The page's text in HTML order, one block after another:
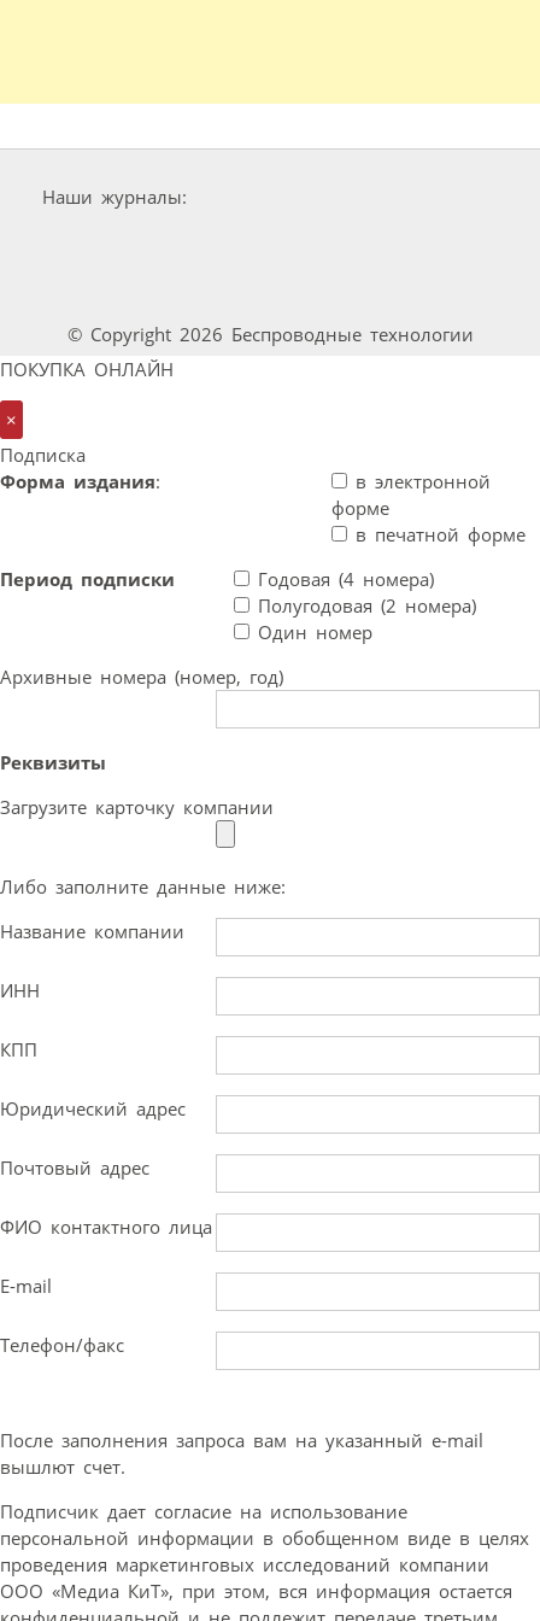
Наши журналы:
© Copyright 2026 Беспроводные технологии
ПОКУПКА ОНЛАЙН
×
Подписка
Форма издания:
в электронной
форме
в печатной форме
Период подписки
Годовая (4 номера)
Полугодовая (2 номера)
Один номер
Архивные номера (номер, год)
Реквизиты
Загрузите карточку компании
Либо заполните данные ниже:
Название компании
ИНН
КПП
Юридический адрес
Почтовый адрес
ФИО контактного лица
E-mail
Телефон/факс
После заполнения запроса вам на указанный e-mail
вышлют счет.
Подписчик дает согласие на использование
персональной информации в обобщенном виде в целях
проведения маркетинговых исследований компании
ООО «Медиа КиТ», при этом, вся информация остается